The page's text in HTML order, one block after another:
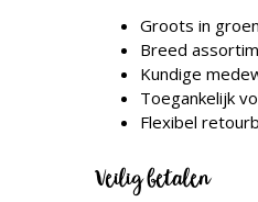
Groots in groen
Breed
Kundige
Toegankelijk
Flexibel
Veilig betalen